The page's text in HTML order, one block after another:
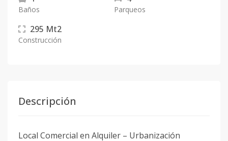
Baños Parqueos
295 Mt2
Construcción
Descripción
Local Comercial en Alquiler – Urbanización